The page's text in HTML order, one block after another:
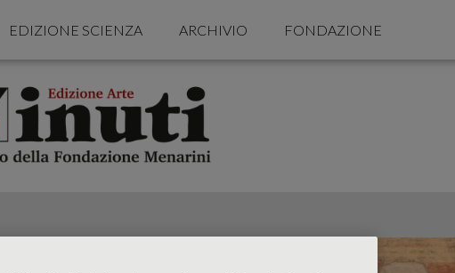
EDIZIONE SCIENZA ARCHIVIO FONDAZIONE